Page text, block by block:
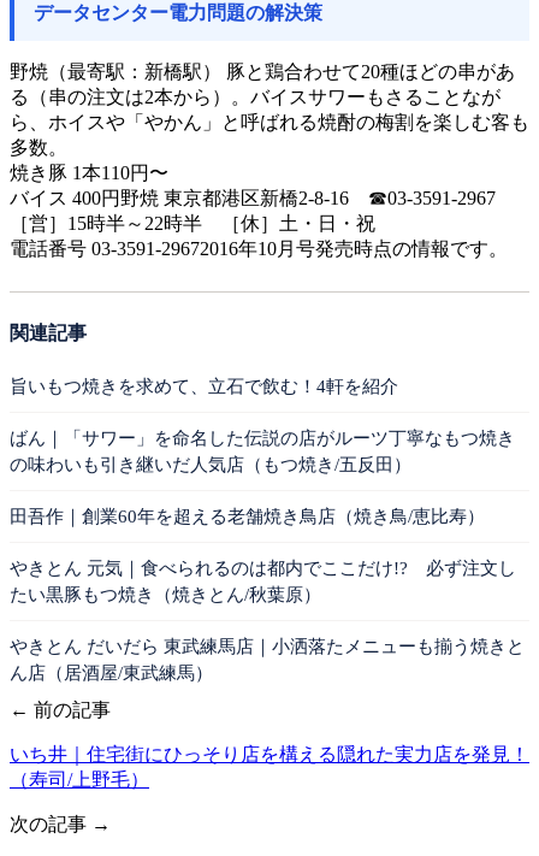
データセンター電力問題の解決策
野焼（最寄駅：新橋駅） 豚と鶏合わせて20種ほどの串があ
る（串の注文は2本から）。バイスサワーもさることなが
ら、ホイスや「やかん」と呼ばれる焼酎の梅割を楽しむ客も
多数。
焼き豚 1本110円〜
バイス 400円野焼 東京都港区新橋2-8-16 ☎03-3591-2967
［営］15時半～22時半 ［休］土・日・祝
電話番号 03-3591-29672016年10月号発売時点の情報です。
関連記事
旨いもつ焼きを求めて、立石で飲む！4軒を紹介
ばん｜「サワー」を命名した伝説の店がルーツ丁寧なもつ焼き
の味わいも引き継いだ人気店（もつ焼き/五反田）
田吾作｜創業60年を超える老舗焼き鳥店（焼き鳥/恵比寿）
やきとん 元気｜食べられるのは都内でここだけ!? 必ず注文し
たい黒豚もつ焼き（焼きとん/秋葉原）
やきとん だいだら 東武練馬店｜小洒落たメニューも揃う焼きと
ん店（居酒屋/東武練馬）
← 前の記事
いち井｜住宅街にひっそり店を構える隠れた実力店を発見！
（寿司/上野毛）
次の記事 →